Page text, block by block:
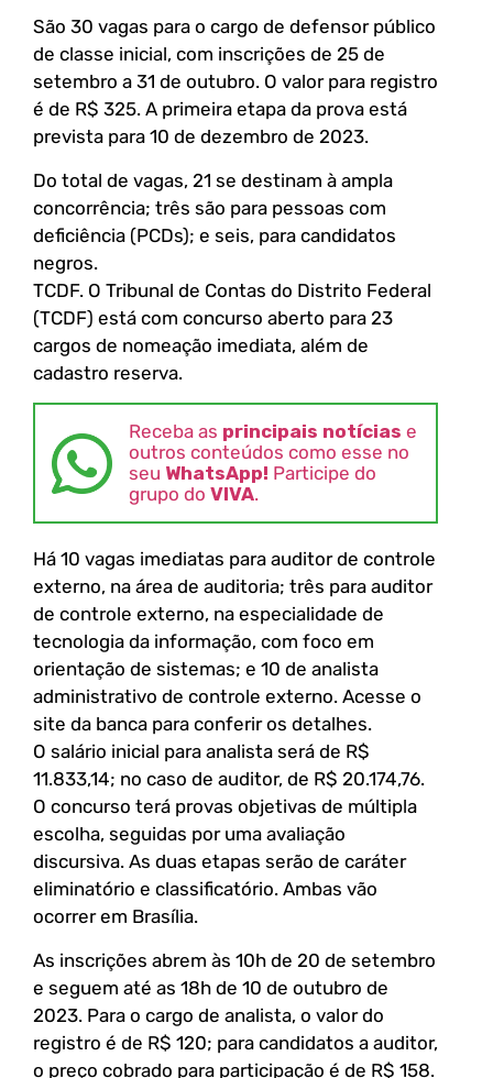
São 30 vagas para o cargo de defensor público
de classe inicial, com inscrições de 25 de
setembro a 31 de outubro. O valor para registro
é de R$ 325. A primeira etapa da prova está
prevista para 10 de dezembro de 2023.
Do total de vagas, 21 se destinam à ampla
concorrência; três são para pessoas com
deficiência (PCDs); e seis, para candidatos
negros.
TCDF. O Tribunal de Contas do Distrito Federal
(TCDF) está com concurso aberto para 23
cargos de nomeação imediata, além de
cadastro reserva.
Receba as principais notícias e
outros conteúdos como esse no
seu WhatsApp! Participe do
grupo do VIVA.
Há 10 vagas imediatas para auditor de controle
externo, na área de auditoria; três para auditor
de controle externo, na especialidade de
tecnologia da informação, com foco em
orientação de sistemas; e 10 de analista
administrativo de controle externo. Acesse o
site da banca para conferir os detalhes.
O salário inicial para analista será de R$
11.833,14; no caso de auditor, de R$ 20.174,76.
O concurso terá provas objetivas de múltipla
escolha, seguidas por uma avaliação
discursiva. As duas etapas serão de caráter
eliminatório e classificatório. Ambas vão
ocorrer em Brasília.
As inscrições abrem às 10h de 20 de setembro
e seguem até as 18h de 10 de outubro de
2023. Para o cargo de analista, o valor do
registro é de R$ 120; para candidatos a auditor,
o preço cobrado para participação é de R$ 158.